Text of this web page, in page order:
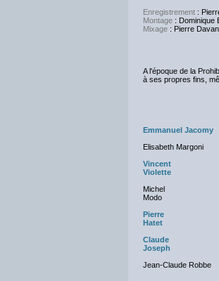
Enregistrement :
Montage : Dominique
Mixage : Pierre
A l'époque de la
à ses propres fins,
Emmanuel Jacomy
Elisabeth Margoni
Vincent
Violette
Michel
Modo
Pierre
Hatet
Claude
Joseph
Jean-Claude Robbe